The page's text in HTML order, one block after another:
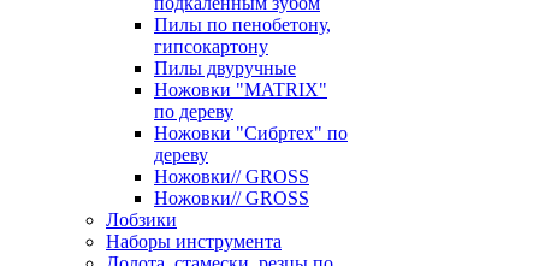
Пилы по пенобетону,
гипсокартону
Пилы двуручные
Ножовки "MATRIX"
по дереву
Ножовки "Сибртех" по
дереву
Ножовки// GROSS
Ножовки// GROSS
Лобзики
Наборы инструмента